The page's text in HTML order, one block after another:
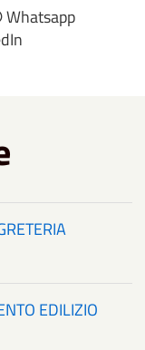
Whatsapp
EDILIZIO